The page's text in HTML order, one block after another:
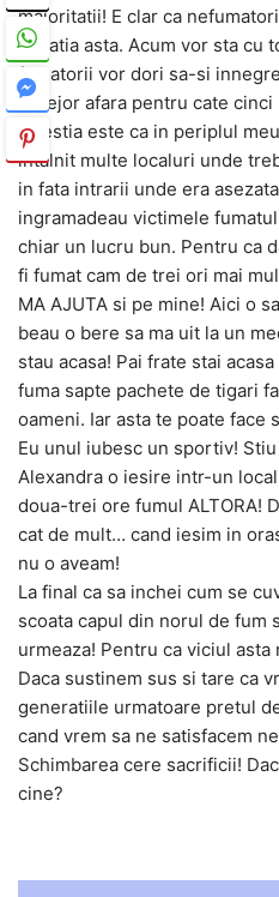
majoritatii! E clar ca
situatia asta. Acum vor sta cu
fumatorii vor dori sa-si
repejor afara pentru cate
Chestia este ca in periplul
intalnit multe localuri unde
in fata intrarii unde era
ingramadeau victimele
chiar un lucru bun. Pentru ca
fi fumat cam de trei ori mai
MA AJUTA si pe mine! Aici o
beau o bere sa ma uit la un
stau acasa! Pai frate stai
fuma sapte pachete de tigari
oameni. Iar asta te poate face
Eu unul iubesc un sportiv!
Alexandra o iesire intr-un
doua-trei ore fumul ALTORA!
cat de mult… cand iesim in
nu o aveam!
La final ca sa inchei cum se
scoata capul din norul de fum
urmeaza! Pentru ca viciul
Daca sustinem sus si tare ca
generatiile urmatoare pretul
cand vrem sa ne satisfacem
Schimbarea cere sacrificii!
cine?